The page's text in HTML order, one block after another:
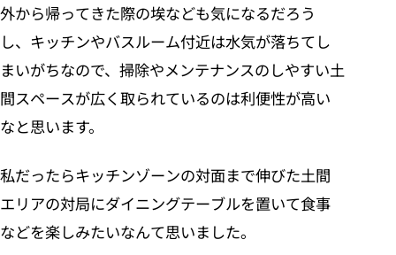
外から帰ってきた際の埃なども気になるだろう
し、キッチンやバスルーム付近は水気が落ちてし
まいがちなので、掃除やメンテナンスのしやすい土
間スペースが広く取られているのは利便性が高い
なと思います。
私だったらキッチンゾーンの対面まで伸びた土間
エリアの対局にダイニングテーブルを置いて食事
などを楽しみたいなんて思いました。